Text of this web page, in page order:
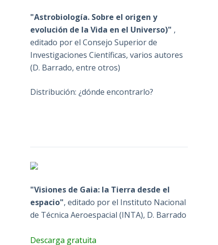
"Astrobiología. Sobre el origen y
evolución de la Vida en el Universo)" ,
editado por el Consejo Superior de
Investigaciones Científicas, varios autores
(D. Barrado, entre otros)
Distribución: ¿dónde encontrarlo?
"Visiones de Gaia: la Tierra desde el
espacio", editado por el Instituto Nacional
de Técnica Aeroespacial (INTA), D. Barrado
Descarga gratuita